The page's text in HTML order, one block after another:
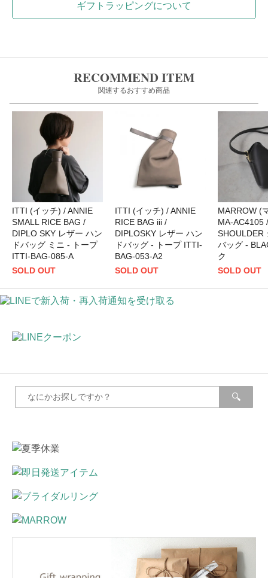
ギフトラッピングについて
RECOMMEND ITEM
関連するおすすめ商品
ITTI (イッチ) / ANNIE
SMALL RICE BAG /
DIPLO SKY レザー ハン
ドバッグ ミニ - トープ
ITTI-BAG-085-A
SOLD OUT
ITTI (イッチ) / ANNIE
RICE BAG iii /
DIPLOSKY レザー ハン
ドバッグ - トープ ITTI-
BAG-053-A2
SOLD OUT
MARROW (
MA-AC4105
SHOULDER
バッグ -
ク
SOLD OUT